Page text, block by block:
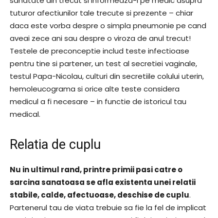
tuturor afectiunilor tale trecute si prezente – chiar
daca este vorba despre o simpla pneumonie pe cand
aveai zece ani sau despre o viroza de anul trecut!
Testele de preconceptie includ teste infectioase
pentru tine si partener, un test al secretiei vaginale,
testul Papa-Nicolau, culturi din secretiile colului uterin,
hemoleucograma si orice alte teste considera
medicul a fi necesare – in functie de istoricul tau
medical.
Relatia de cuplu
Nu in ultimul rand, printre primii pasi catre o
sarcina sanatoasa se afla existenta unei relatii
stabile, calde, afectuoase, deschise de cuplu.
Partenerul tau de viata trebuie sa fie la fel de implicat